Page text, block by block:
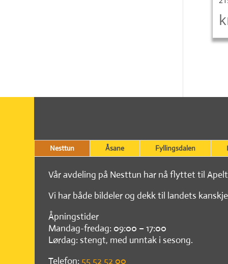
Nesttun Åsane Fyllingsdalen
Vår avdeling på Nesttun har nå flyttet til
Vi har både bildeler og dekk til landets
Åpningstider
Mandag-fredag: 09:00 – 17:00
Lørdag: stengt, med unntak i sesong.
Telefon: 55 52 52 00